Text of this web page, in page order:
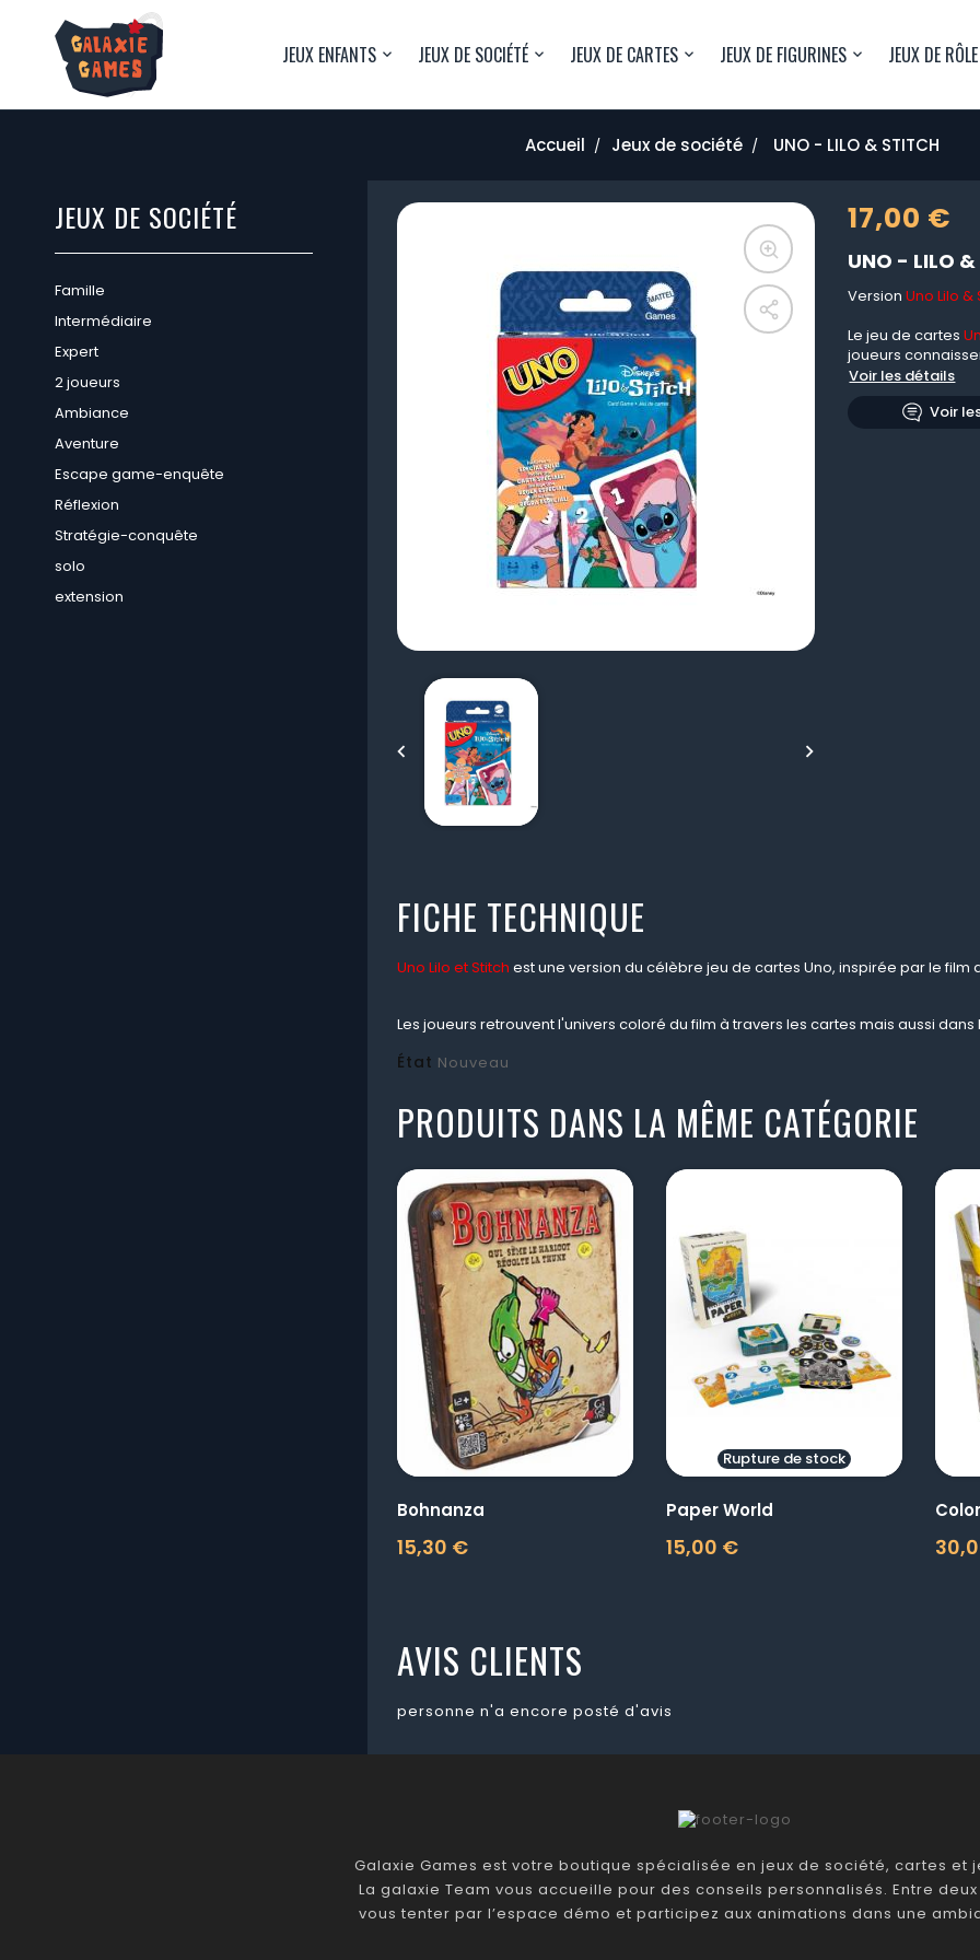
JEUX ENFANTS JEUX DE SOCIÉTÉ JEUX DE CARTES JEUX DE FIGURINES JEUX DE RÔLE
Accueil Jeux de société UNO - LILO & STITCH
JEUX DE SOCIÉTÉ
Famille
Intermédiaire
Expert
2 joueurs
Ambiance
Aventure
Escape game-enquête
Réflexion
Stratégie-conquête
solo
extension
 
17,00 €
UNO - LILO
VersionUno Lilo &
Le jeu de cartes
joueurs
Voir les détails
Voir
FICHE TECHNIQUE
Uno Lilo et Stitch est une version du célèbre jeu de cartes Uno, inspirée par le film
Les joueurs retrouvent l'univers coloré du film à travers les cartes mais aussi dans
État Nouveau
PRODUITS DANS LA MÊME CATÉGORIE
visibility
Bohnanza
15,30 €
Prix
visibility
Rupture de stock
Paper World
15,00 €
Prix Prix
AVIS CLIENTS
personne n'a encore posté d'avis
Galaxie Games est votre boutique spécialisée en jeux de société, cartes et
La galaxie Team vous accueille pour des conseils personnalisés. Entre
vous tenter par l’espace démo et participez aux animations dans une